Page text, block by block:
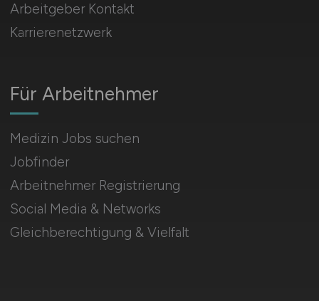
Für Arbeitnehmer
Medizin Jobs suchen
Jobfinder
Arbeitnehmer Registrierung
Social Media & Networks
Gleichberechtigung & Vielfalt
Arbeitgeber Kontakt
Karrierenetzwerk